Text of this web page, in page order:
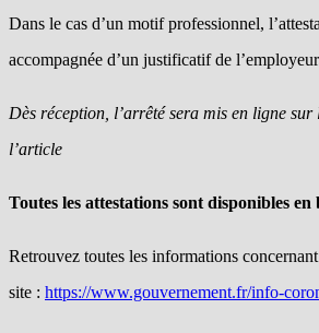
Dans le cas d’un motif professionnel,
accompagnée d’un justificatif de
Dès réception, l’arrêté sera mis en ligne sur
l’article
Toutes les attestations sont disponibles en
Retrouvez toutes les informations
site : https://www.gouvernement.fr/info-